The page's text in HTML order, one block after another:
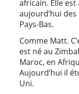
africain. Elle est
aujourd’hui
Pays-Bas.
Comme Matt.
est né au
Maroc, en
Aujourd’hui il
Uni.